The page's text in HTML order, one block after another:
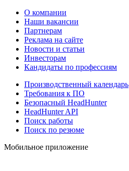
О компании
Наши вакансии
Партнерам
Реклама на сайте
Новости и статьи
Инвесторам
Кандидаты по профессиям
Производственный календарь
Требования к ПО
Безопасный HeadHunter
HeadHunter API
Поиск работы
Поиск по резюме
Мобильное приложение